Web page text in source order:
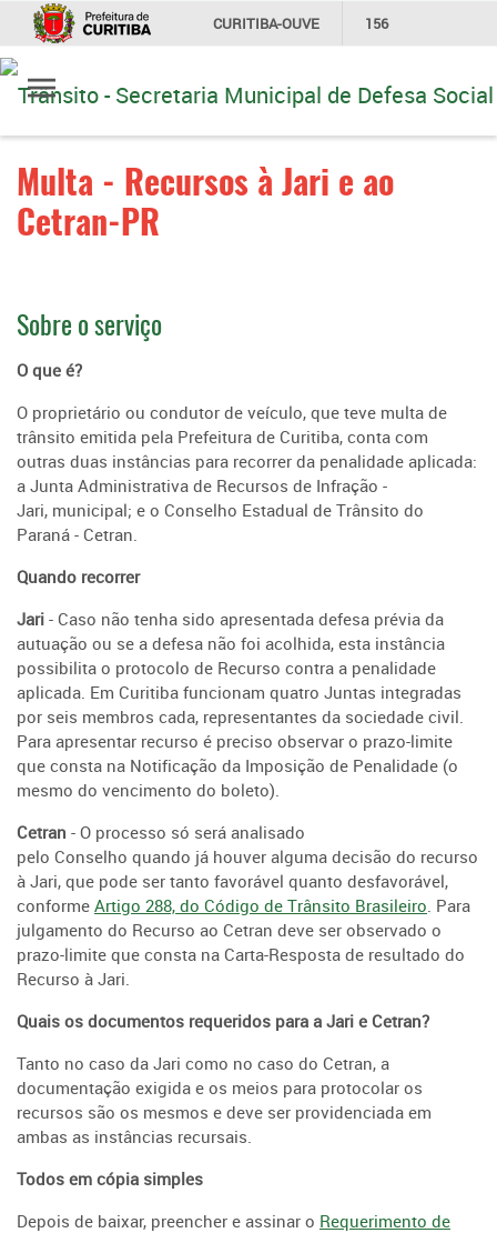
CURITIBA-OUVE 156
Ir
para
conteúdo
Multa - Recursos à Jari e ao
Cetran-PR
Sobre o serviço
O que é?
O proprietário ou condutor de veículo, que teve multa de
trânsito emitida pela Prefeitura de Curitiba, conta com
outras duas instâncias para recorrer da penalidade aplicada:
a Junta Administrativa de Recursos de Infração -
Jari, municipal; e o Conselho Estadual de Trânsito do
Paraná - Cetran.
Quando recorrer
Jari - Caso não tenha sido apresentada defesa prévia da
autuação ou se a defesa não foi acolhida, esta instância
possibilita o protocolo de Recurso contra a penalidade
aplicada. Em Curitiba funcionam quatro Juntas integradas
por seis membros cada, representantes da sociedade civil.
Para apresentar recurso é preciso observar o prazo-limite
que consta na Notificação da Imposição de Penalidade (o
mesmo do vencimento do boleto).
Cetran - O processo só será analisado
pelo Conselho quando já houver alguma decisão do recurso
à Jari, que pode ser tanto favorável quanto desfavorável,
conforme Artigo 288, do Código de Trânsito Brasileiro. Para
julgamento do Recurso ao Cetran deve ser observado o
prazo-limite que consta na Carta-Resposta de resultado do
Recurso à Jari.
Quais os documentos requeridos para a Jari e Cetran?
Tanto no caso da Jari como no caso do Cetran, a
documentação exigida e os meios para protocolar os
recursos são os mesmos e deve ser providenciada em
ambas as instâncias recursais.
Todos em cópia simples
Depois de baixar, preencher e assinar o Requerimento de